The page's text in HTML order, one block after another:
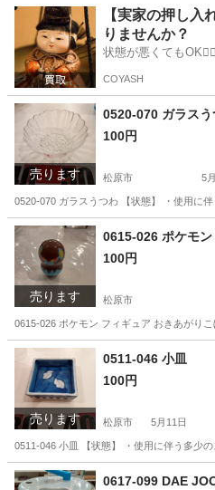
大阪 松原市 小物 現地
【実家の押し入
りませんか？
状態が悪くても
COYASH
売ります
0520-070 ガラスう
100円
松原市 5
0520-070 ガラスうつわ 【状態】 ・使用に
大阪 松原市 現地
売ります
0615-026 ポケモ
100円
松原市
0615-026 ポケモン フィギュア おきあがり
大阪 松原市 おきあ
売ります
0511-046 小皿
100円
松原市 5月11日
0511-046 小皿 【状態】 ・使用に伴う多少
大阪 松原市
0617-099 DAE